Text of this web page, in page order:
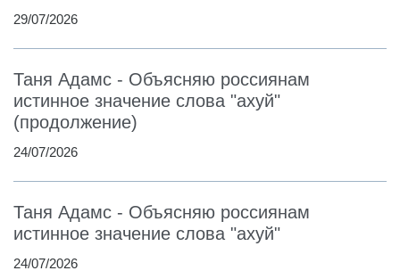
29/07/2026
Таня Адамс - Объясняю россиянам
истинное значение слова "ахуй"
(продолжение)
24/07/2026
Таня Адамс - Объясняю россиянам
истинное значение слова "ахуй"
24/07/2026